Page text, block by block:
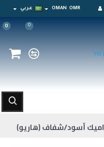
OMR
OMAN عربي
0
0
أسود/شفاف (هاريو)